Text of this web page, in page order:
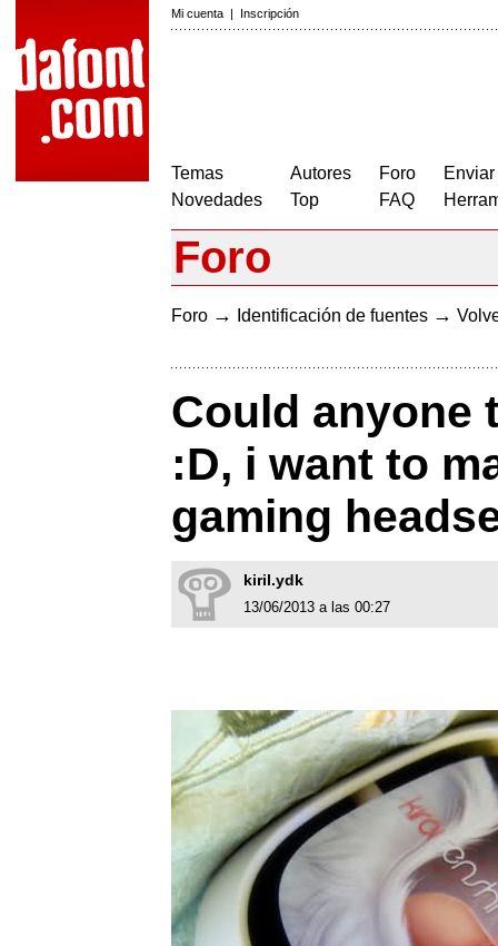
Mi cuenta | Inscripción
Temas
Novedades
Autores
Top
Foro
FAQ
Foro
Foro → Identificación de fuentes →
Could anyone
:D, i want to
gaming
kiril.ydk
13/06/2013 a las 00:27